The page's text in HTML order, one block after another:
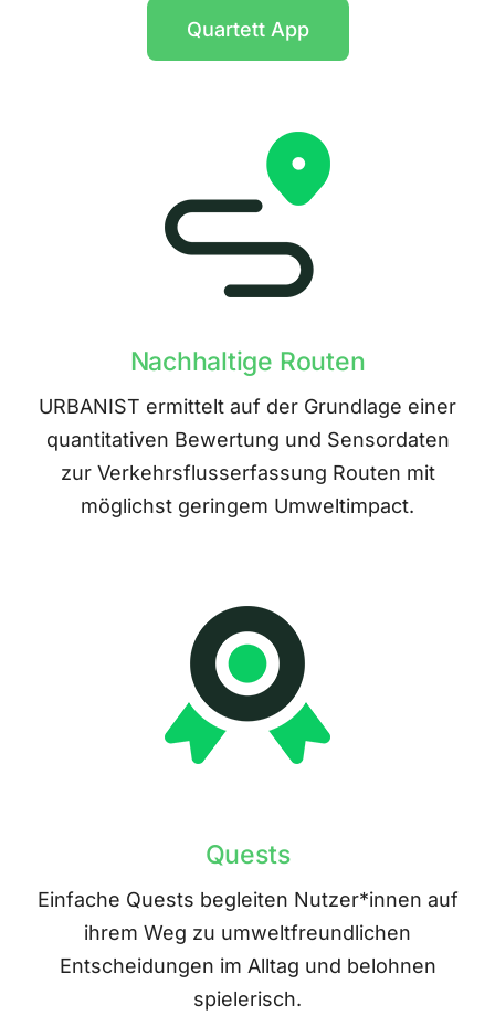
Quartett App
Nachhaltige Routen
URBANIST ermittelt auf der Grundlage einer
quantitativen Bewertung und Sensordaten
zur Verkehrsflusserfassung Routen mit
möglichst geringem Umweltimpact.
Quests
Einfache Quests begleiten Nutzer*innen auf
ihrem Weg zu umweltfreundlichen
Entscheidungen im Alltag und belohnen
spielerisch.